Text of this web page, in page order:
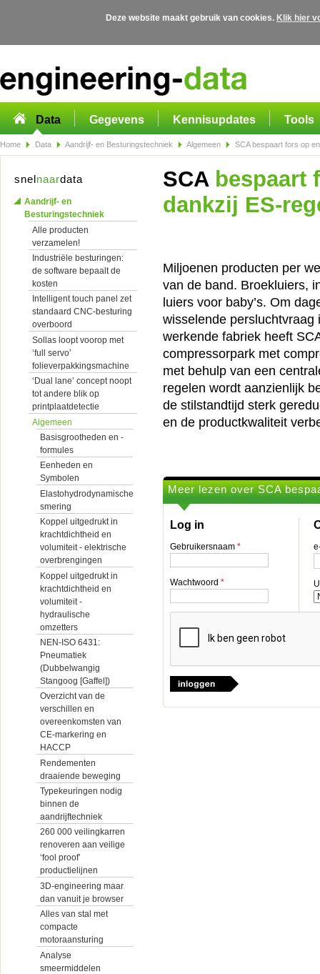
Deze website maakt gebruik van cookies. Klik hier
Data Gegevens Kennisupdates Tools
Home Data Aandrijf- en Besturingstechniek Algemeen SCA bespaart fors op
snelnaardata
Aandrijf- en
Besturingstechniek
Alle producten
verzamelen!
Industriële besturingen:
de software bepaalt de
kosten
Intelligent touch panel zet
standaard CNC-besturing
overboord
Sollas loopt voorop met
‘full servo’
folieverpakkingsmachine
‘Dual lane’ concept noopt
tot andere blik op
printplaatdetectie
Algemeen
Basisgrootheden en -
formules
Eenheden en
Symbolen
Elastohydrodynamische
smering
Koppel uitgedrukt in
krachtdichtheid en
volumiteit - elektrische
overbrengingen
Koppel uitgedrukt in
krachtdichtheid en
volumiteit -
hydraulische
omzetters
NEN-ISO 6431:
Pneumatiek
(Dubbelwangig
Stangoog [Gaffel])
Overzicht van de
verschillen en
overeenkomsten van
CE-markering en
HACCP
Rendementen
draaiende beweging
Typekeuringen nodig
binnen de
aandrijftechniek
260 000 veilingkarren
renoveren aan veilige
‘fool proof’
productielijnen
3D-engineering maar
dan vanuit je browser
Alles van stal met
compacte
motoraansturing
Analyse
smeermiddelen
SCA bespaart
dankzij ES-
Miljoenen producten per
van de band. Broekluiers,
luiers voor baby’s. Om
wisselende
werkende fabriek heeft
compressorpark met
met behulp van een
regelen wordt aanzienlijk
de stilstandtijd sterk
en de productkwaliteit
Meer lezen over SCA
Log in
Gebruikersnaam *
Wachtwoord *